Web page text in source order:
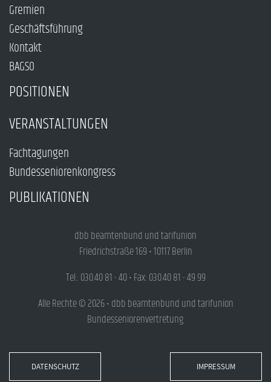
Gremien
Geschäftsführung
Kontakt
BAGSO
POSITIONEN
VERANSTALTUNGEN
Fachtagungen
Bundesseniorenkongress
PUBLIKATIONEN
dbb beamtenbund und tarifunion
Friedrichstraße 169 • 10117 Berlin
Tel.: 030.40 81 - 40 • Fax: 030.40 81 - 49 99
Alle Rechte © 2026 • dbb beamtenbund und tarifunion
Bundesseniorenvertretung
DATENSCHUTZ IMPRESSUM